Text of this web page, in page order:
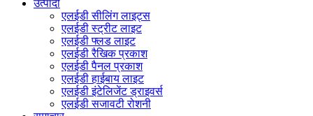
उत्पादों
एलईडी सीलिंग लाइट्स
एलईडी स्ट्रीट लाइट
एलईडी फ्लड लाइट
एलईडी रैखिक प्रकाश
एलईडी पैनल प्रकाश
एलईडी हाईबाय लाइट
एलईडी इंटेलिजेंट ड्राइवर्स
एलईडी सजावटी रोशनी